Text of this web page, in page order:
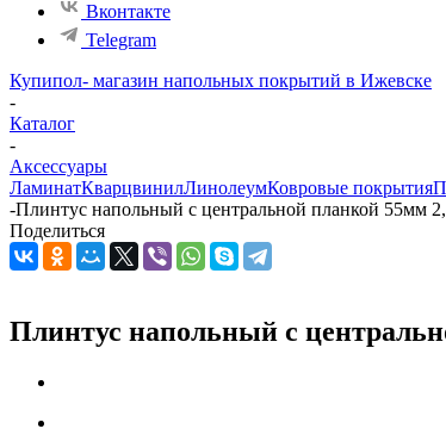
Вконтакте
Telegram
Купипол- магазин напольных покрытий в Ижевске
-
Каталог
-
Аксессуары
ЛаминатКварцвинилЛинолеумКовровые покрытия
-Плинтус напольный с центральной планкой 55мм
Поделиться
Плинтус напольный с